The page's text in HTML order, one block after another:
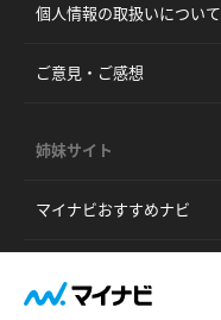
個人情報の取扱いについて
ご意見・ご感想
姉妹サイト
マイナビおすすめナビ